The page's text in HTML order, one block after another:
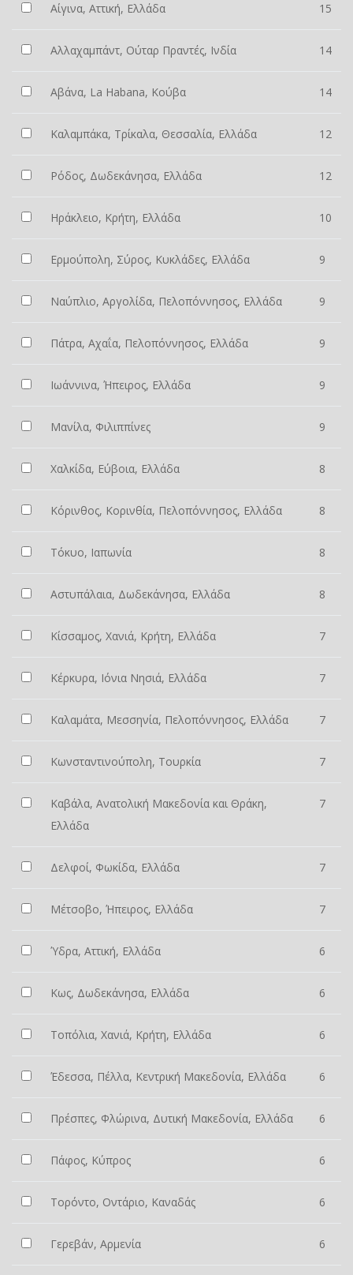
Αίγινα, Αττική, Ελλάδα 15
Αλλαχαμπάντ, Ούταρ Πραντές, Ινδία 14
Αβάνα, La Habana, Κούβα 14
Καλαμπάκα, Τρίκαλα, Θεσσαλία, Ελλάδα 12
Ρόδος, Δωδεκάνησα, Ελλάδα 12
Ηράκλειο, Κρήτη, Ελλάδα 10
Ερμούπολη, Σύρος, Κυκλάδες, Ελλάδα 9
Ναύπλιο, Αργολίδα, Πελοπόννησος, Ελλάδα 9
Πάτρα, Αχαΐα, Πελοπόννησος, Ελλάδα 9
Ιωάννινα, Ήπειρος, Ελλάδα 9
Μανίλα, Φιλιππίνες 9
Χαλκίδα, Εύβοια, Ελλάδα 8
Κόρινθος, Κορινθία, Πελοπόννησος, Ελλάδα 8
Τόκυο, Ιαπωνία 8
Αστυπάλαια, Δωδεκάνησα, Ελλάδα 8
Κίσσαμος, Χανιά, Κρήτη, Ελλάδα 7
Κέρκυρα, Ιόνια Νησιά, Ελλάδα 7
Καλαμάτα, Μεσσηνία, Πελοπόννησος, Ελλάδα 7
Κωνσταντινούπολη, Τουρκία 7
Καβάλα, Ανατολική Μακεδονία και Θράκη,
Ελλάδα
7
Δελφοί, Φωκίδα, Ελλάδα 7
Μέτσοβο, Ήπειρος, Ελλάδα 7
Ύδρα, Αττική, Ελλάδα 6
Κως, Δωδεκάνησα, Ελλάδα 6
Τοπόλια, Χανιά, Κρήτη, Ελλάδα 6
Έδεσσα, Πέλλα, Κεντρική Μακεδονία, Ελλάδα 6
Πρέσπες, Φλώρινα, Δυτική Μακεδονία, Ελλάδα 6
Πάφος, Κύπρος 6
Τορόντο, Οντάριο, Καναδάς 6
Γερεβάν, Αρμενία 6